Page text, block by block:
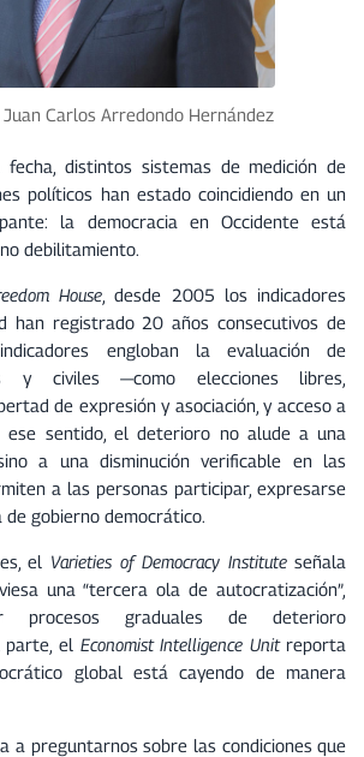
Juan Carlos Arredondo Hernández
distintos sistemas de medición de
políticos han estado coincidiendo en un
la democracia en Occidente está
debilitamiento.
House , desde 2005 los indicadores
han registrado 20 años consecutivos de
engloban la evaluación de
y civiles —como elecciones libres,
de expresión y asociación, y acceso a
ese sentido, el deterioro no alude a una
a una disminución verificable en las
a las personas participar, expresarse
de gobierno democrático.
el Varieties of Democracy Instituteseñala
una “tercera ola de autocratización”,
procesos graduales de deterioro
parte, el Economist Intelligence Unit reporta
global está cayendo de manera
a preguntarnos sobre las condiciones que